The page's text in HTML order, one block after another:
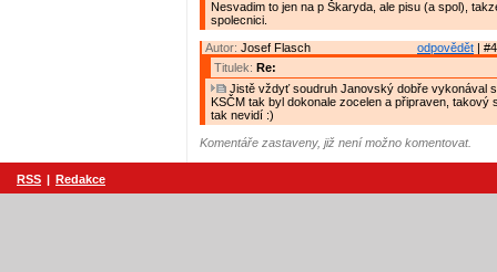
Nesvadim to jen na p Škaryda, ale pisu (a spol),
spolecnici.
odpovědět |
Autor: Josef Flasch
Titulek: Re:
Jistě vždyť soudruh Janovský dobře vykonával
KSČM tak byl dokonale zocelen a připraven, takový
tak nevidí :)
Komentáře zastaveny, již není možno komentovat.
RSS | Redakce